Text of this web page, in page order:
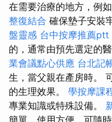
在需要治療的地方，例
整復結合 確保墊子安裝
盤靈感 台中按摩推薦ptt
的，通常由預先選定的
業會議點心供應 台北記
生，當父親在產房時。
的生理效果。 學按摩課
專業知識或特殊設備。
簡單，使用方便，可隨